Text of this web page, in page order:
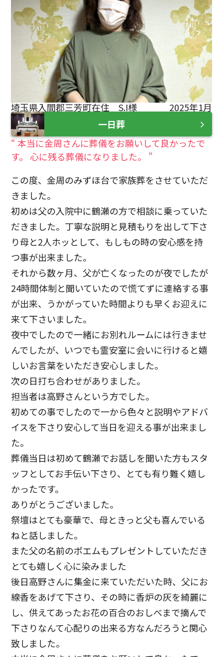
埼玉県入間郡三芳町在住 S.I様
2025年1月
一日葬
“ 本当に金周さんに葬儀をお願いして良かったで
す。 心に残る葬儀になりました。 ”
この度、金周のみずほ台で家族葬をさせていただ
きました。
初めは父の入院中に鶴瀬の方で相談に乗っていた
だきました。丁寧な説明と見積もりを出して下さ
り母と2人ホッとして、もしもの時の安心感を持
つ事が出来ました。
それから数ヶ月、父が亡くなったのが夜でしたが
24時間体制と聞いていたので慌てずに連絡する事
が出来、うかがっていた時間よりも早くお迎えに
来て下さいました。
夜中でしたので一緒にお別れルームには行きませ
んでしたが、いつでも霊安室に会いに行けると嬉
しいお言葉をいただき安心しました。
次の日打ち合わせがありました。
担当者は高野さんという方でした。
初めての事でしたので一から色々と説明やアドバ
イスを下さり安心して当日を迎える事が出来まし
た。
葬儀当日は初めて鶴瀬でお話しを聞いた方もスタ
ッフとしてお手伝い下さり、とても有り難く嬉し
かったです。
ありがとうございました。
祭壇はとても豪華で、母ときっと父も喜んでいる
ねと話しました。
また父の名前のポエムもプレゼントしていただき
とても嬉しく心に染みました
後日高野さんに集金に来ていただいた時、父にお
線香をあげて下さり、その時に香炉の灰を綺麗に
し、供えてあったお花の百合のおしべまで摘んで
下さりなんて心配りの出来る方なんだろうと関心
致しました。